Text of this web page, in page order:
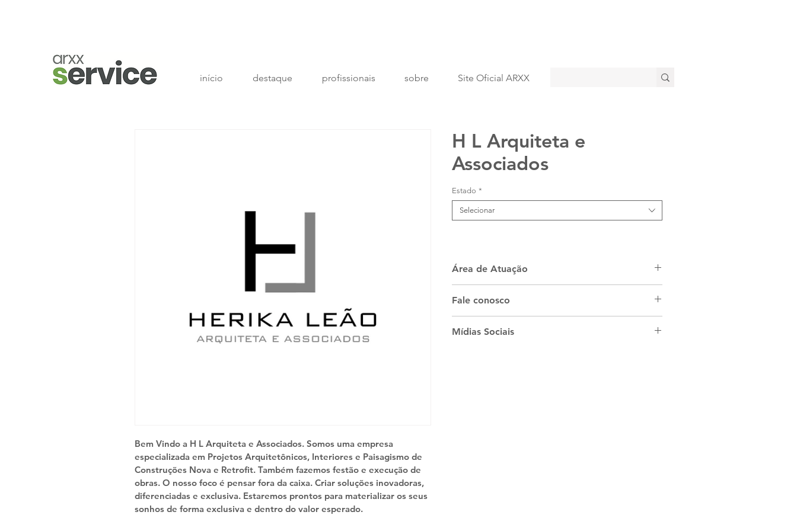
início destaque profissionais sobre Site Oficial ARXX
Bem Vindo a H L Arquiteta e Associados. Somos uma empresa
especializada em Projetos Arquitetônicos, Interiores e Paisagismo de
Construções Nova e Retrofit. Também fazemos festão e execução de
obras. O nosso foco é pensar fora da caixa. Criar soluções inovadoras,
diferenciadas e exclusiva. Estaremos prontos para materializar os seus
sonhos de forma exclusiva e dentro do valor esperado.
H L Arquiteta e
Associados
Estado *
Selecionar
Área de Atuação
também nos EUA.
Fale conosco
Mídias Sociais